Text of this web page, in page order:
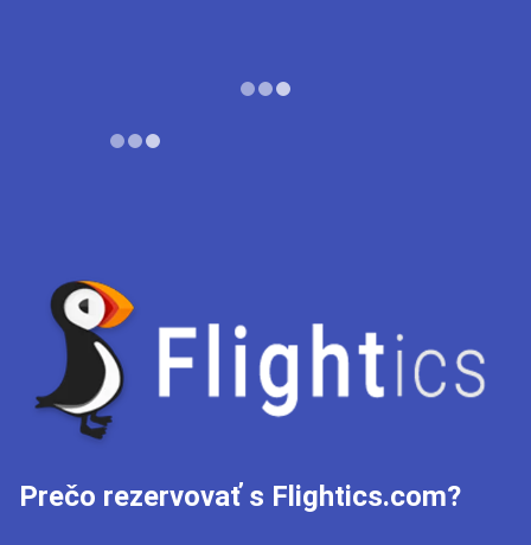
Prečo rezervovať s Flightics.com?